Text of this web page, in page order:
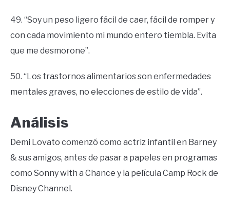
49. “Soy un peso ligero fácil de caer, fácil de romper y
con cada movimiento mi mundo entero tiembla. Evita
que me desmorone”.
50. “Los trastornos alimentarios son enfermedades
mentales graves, no elecciones de estilo de vida”.
Análisis
Demi Lovato comenzó como actriz infantil en Barney
& sus amigos, antes de pasar a papeles en programas
como Sonny with a Chance y la película Camp Rock de
Disney Channel.